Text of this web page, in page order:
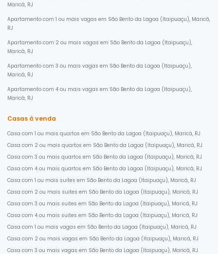
Maricá, RJ
Apartamento com 1 ou mais vagas em São Bento da Lagoa (Itaipuaçu), Maricá,
RJ
Apartamento com 2 ou mais vagas em São Bento da Lagoa (Itaipuaçu),
Maricá, RJ
Apartamento com 3 ou mais vagas em São Bento da Lagoa (Itaipuaçu),
Maricá, RJ
Apartamento com 4 ou mais vagas em São Bento da Lagoa (Itaipuaçu),
Maricá, RJ
Casas à venda
Casa com 1 ou mais quartos em São Bento da Lagoa (Itaipuaçu), Maricá, RJ
Casa com 2 ou mais quartos em São Bento da Lagoa (Itaipuaçu), Maricá, RJ
Casa com 3 ou mais quartos em São Bento da Lagoa (Itaipuaçu), Maricá, RJ
Casa com 4 ou mais quartos em São Bento da Lagoa (Itaipuaçu), Maricá, RJ
Casa com 1 ou mais suites em São Bento da Lagoa (Itaipuaçu), Maricá, RJ
Casa com 2 ou mais suites em São Bento da Lagoa (Itaipuaçu), Maricá, RJ
Casa com 3 ou mais suites em São Bento da Lagoa (Itaipuaçu), Maricá, RJ
Casa com 4 ou mais suites em São Bento da Lagoa (Itaipuaçu), Maricá, RJ
Casa com 1 ou mais vagas em São Bento da Lagoa (Itaipuaçu), Maricá, RJ
Casa com 2 ou mais vagas em São Bento da Lagoa (Itaipuaçu), Maricá, RJ
Casa com 3 ou mais vagas em São Bento da Lagoa (Itaipuaçu), Maricá, RJ